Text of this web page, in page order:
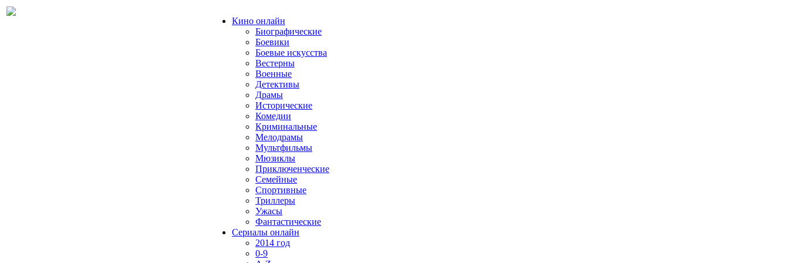
Кино онлайн
Биографические
Боевики
Боевые искусства
Вестерны
Военные
Детективы
Драмы
Исторические
Комедии
Криминальные
Мелодрамы
Мультфильмы
Мюзиклы
Приключенческие
Семейные
Спортивные
Триллеры
Ужасы
Фантастические
Сериалы онлайн
2014 год
0-9